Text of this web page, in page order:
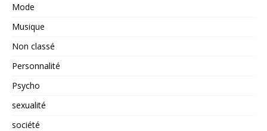
Mode
Musique
Non classé
Personnalité
Psycho
sexualité
société